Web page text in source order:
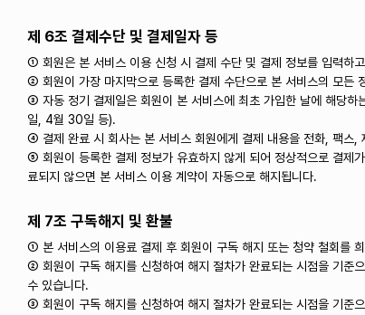
제 6조 결제수단 및 결제일자 등
① 회원은 본 서비스 이용 신청 시 결제 수단 및 결제 정보를 입력하
② 회원이 가장 마지막으로 등록한 결제 수단으로 본 서비스의 모든
③ 자동 정기 결제일은 회원이 본 서비스에 최초 가입한 날에 해당
일, 4월 30일 등).
④ 결제 완료 시 회사는 본 서비스 회원에게 결제 내용을 전화, 팩스,
⑤ 회원이 등록한 결제 정보가 유효하지 않게 되어 정상적으로 결제
료되지 않으면 본 서비스 이용 계약이 자동으로 해지됩니다.
제 7조 구독해지 및 환불
① 본 서비스의 이용료 결제 후 회원이 구독 해지 또는 청약 철회를
② 회원이 구독 해지를 신청하여 해지 절차가 완료되는 시점을 기준
수 있습니다.
③ 회원이 구독 해지를 신청하여 해지 절차가 완료되는 시점을 기준